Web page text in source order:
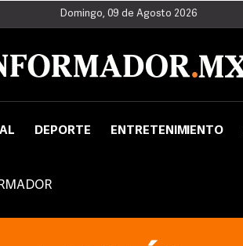
Domingo, 09 de Agosto 2026
DEPORTE ENTRETENIMIENTO